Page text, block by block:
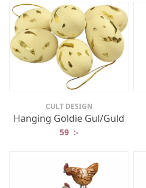
CULT DESIGN
Hanging Goldie Gul/Guld
59 :-